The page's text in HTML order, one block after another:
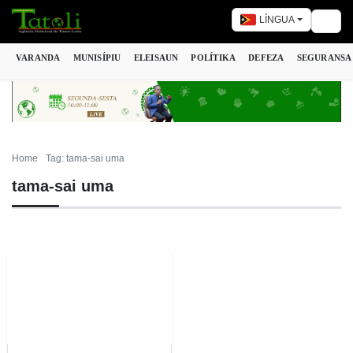
LÍNGUA
VARANDA MUNISÍPIU ELEISAUN POLÍTIKA DEFEZA SEGURANSA
Home Tag: tama-sai uma
tama-sai uma